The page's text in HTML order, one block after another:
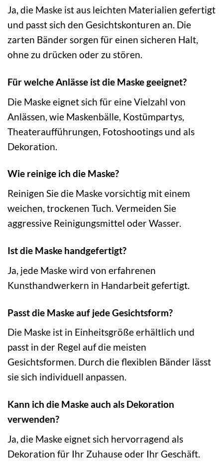
Ja, die Maske ist aus leichten Materialien gefertigt
und passt sich den Gesichtskonturen an. Die
zarten Bänder sorgen für einen sicheren Halt,
ohne zu drücken oder zu stören.
Für welche Anlässe ist die Maske geeignet?
Die Maske eignet sich für eine Vielzahl von
Anlässen, wie Maskenbälle, Kostümpartys,
Theateraufführungen, Fotoshootings und als
Dekoration.
Wie reinige ich die Maske?
Reinigen Sie die Maske vorsichtig mit einem
weichen, trockenen Tuch. Vermeiden Sie
aggressive Reinigungsmittel oder Wasser.
Ist die Maske handgefertigt?
Ja, jede Maske wird von erfahrenen
Kunsthandwerkern in Handarbeit gefertigt.
Passt die Maske auf jede Gesichtsform?
Die Maske ist in Einheitsgröße erhältlich und
passt in der Regel auf die meisten
Gesichtsformen. Durch die flexiblen Bänder lässt
sie sich individuell anpassen.
Kann ich die Maske auch als Dekoration
verwenden?
Ja, die Maske eignet sich hervorragend als
Dekoration für Ihr Zuhause oder Ihr Geschäft.